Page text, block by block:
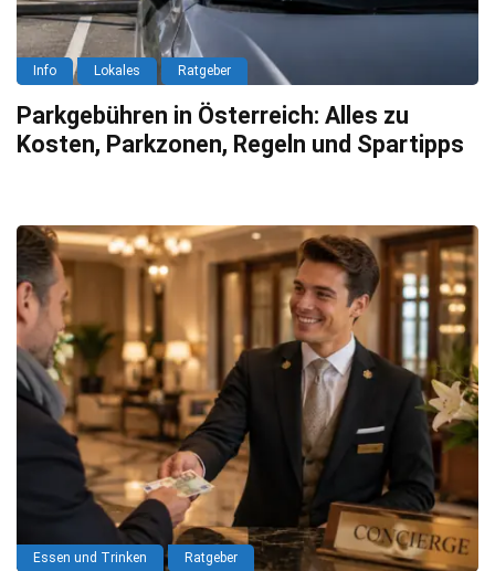
Info Lokales Ratgeber
Parkgebühren in Österreich: Alles zu
Kosten, Parkzonen, Regeln und Spartipps
Essen und Trinken Ratgeber